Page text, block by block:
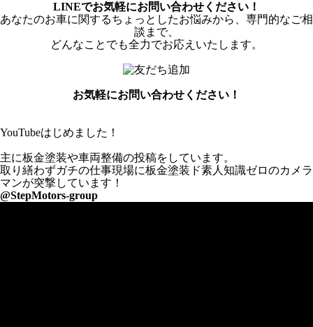
LINEでお気軽にお問い合わせください！
あなたのお車に関するちょっとしたお悩みから、専門的なご相
談まで、
どんなことでも全力でお応えいたします。
お気軽にお問い合わせください！
YouTubeはじめました！
主に板金塗装や車両整備の投稿をしています。
取り繕わずガチの仕事現場に板金塗装ド素人知識ゼロのカメラ
マンが突撃しています！
@StepMotors-group